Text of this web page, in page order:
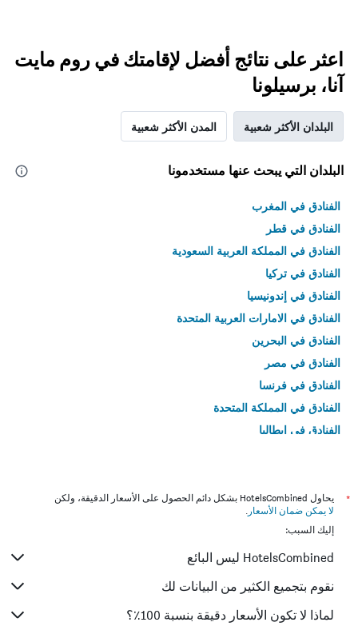
اعثر على نتائج أفضل لإقامتك في روم مايت
آنا، برسيلونا
البلدان الأكثر شعبية المدن الأكثر شعبية
البلدان التي يبحث عنها مستخدمونا
الفنادق في المغرب
الفنادق في قطر
الفنادق في المملكة العربية السعودية
الفنادق في تركيا
الفنادق في إندونيسيا
الفنادق في الامارات العربية المتحدة
الفنادق في البحرين
الفنادق في مصر
الفنادق في فرنسا
الفنادق في المملكة المتحدة
الفنادق في إيطاليا
*
يحاول HotelsCombined بشكل دائم الحصول على الأسعار الدقيقة، ولكن
لا يمكن ضمان الأسعار .
إليك السبب:
HotelsCombined ليس البائع
نقوم بتجميع الكثير من البيانات لك
لماذا لا تكون الأسعار دقيقة بنسبة 100٪؟